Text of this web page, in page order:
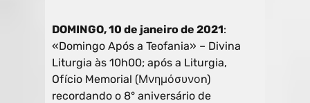
DOMINGO, 10 de janeiro de 2021:
«Domingo Após a Teofania» – Divina
Liturgia às 10h00; após a Liturgia,
Ofício Memorial (Μνημόσυνοn)
recordando o 8° aniversário de